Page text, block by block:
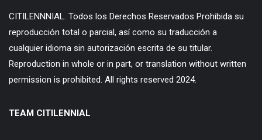
CITILENNNIAL. Todos los Derechos Reservados Prohibida su
reproducción total o parcial, así como su traducción a
cualquier idioma sin autorización escrita de su titular.
Reproduction in whole or in part, or translation without written
permission is prohibited. All rights reserved 2024.
TEAM CITILENNIAL